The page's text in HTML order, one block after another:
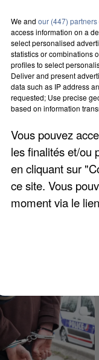
les
ont été
vendredi à
de
à la
VUS
We and our (447) partners
access information on a
select personalised
statistics or combinations
profiles to select
Deliver and present
data such as IP address
requested; Use precise
based on information
Vous pouvez
les finalités et/ou
en cliquant sur
ce site. Vous
moment via le